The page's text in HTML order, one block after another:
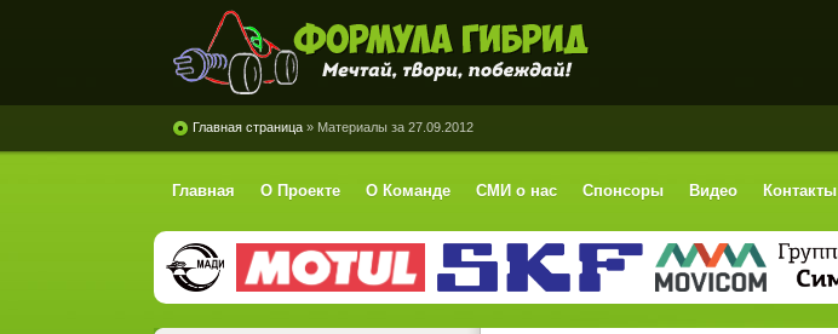
Формула Гибрид
Главная страница » Материалы за 27.09.2012
Главная О Проекте О Команде СМИ о нас Спонсоры Видео Контакты